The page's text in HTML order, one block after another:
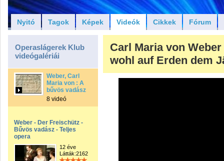
Nyitó Tagok Képek Videók Cikkek Fórum
Operaslágerek Klub
videógalériái
Weber, Carl
Maria von : A
bűvös vadász
8 videó
Weber - Der Freischütz -
Bűvös vadász - Teljes
opera
12 éve
Látták:2162
Carl Maria von
wohl auf Erden dem